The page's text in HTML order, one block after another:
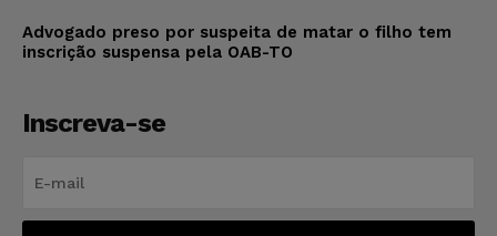
Advogado preso por suspeita de matar o filho tem
inscrição suspensa pela OAB-TO
Inscreva-se